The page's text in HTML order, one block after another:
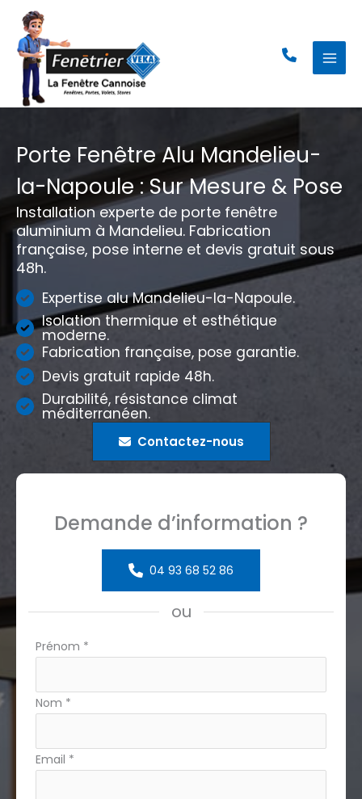
contenu
Porte Fenêtre Alu Mandelieu-
la-Napoule : Sur Mesure & Pose
Installation experte de porte fenêtre
aluminium à Mandelieu. Fabrication
française, pose interne et devis gratuit sous
48h.
Expertise alu Mandelieu-la-Napoule.
Isolation thermique et esthétique
moderne.
Fabrication française, pose garantie.
Devis gratuit rapide 48h.
Durabilité, résistance climat
méditerranéen.
Contactez-nous
Demande d’information ?
04 93 68 52 86
ou
Formulaire
avec
téléphone
Prénom *
Nom *
Email *